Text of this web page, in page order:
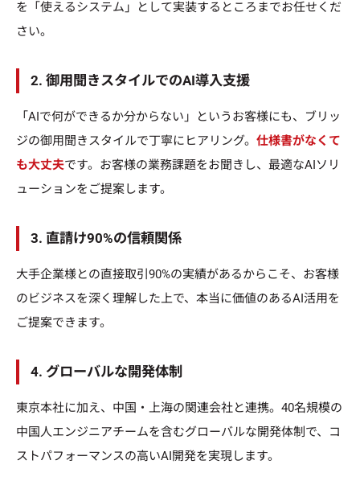
を「使えるシステム」として実装するところまでお任せくだ
さい。
2. 御用聞きスタイルでのAI導入支援
「AIで何ができるか分からない」というお客様にも、ブリッ
ジの御用聞きスタイルで丁寧にヒアリング。 仕様書がなくて
も大丈夫です。お客様の業務課題をお聞きし、最適なAIソリ
ューションをご提案します。
3. 直請け90%の信頼関係
大手企業様との直接取引90%の実績があるからこそ、お客様
のビジネスを深く理解した上で、本当に価値のあるAI活用を
ご提案できます。
4. グローバルな開発体制
東京本社に加え、中国・上海の関連会社と連携。40名規模の
中国人エンジニアチームを含むグローバルな開発体制で、コ
ストパフォーマンスの高いAI開発を実現します。